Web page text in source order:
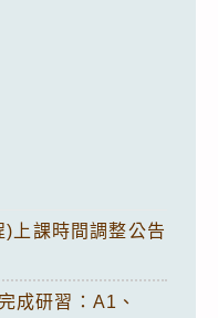
上課時間調整公告
成研習：A1、